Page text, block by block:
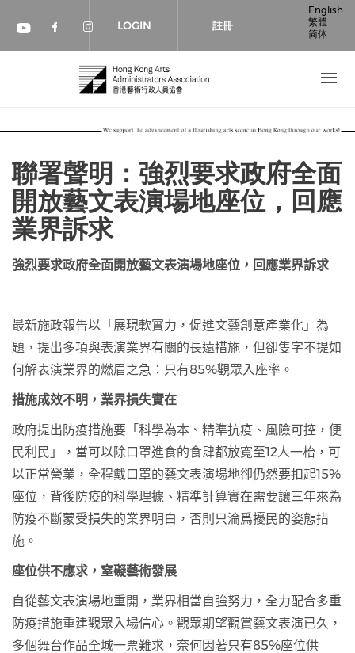
Check our social media on youtube
Check our social media on
Check our social media on
LOGIN 註冊
English
繁體
简体
聯署聲明：強烈要求政府全面
開放藝文表演場地座位，回應
業界訴求
強烈要求政府全面開放藝文表演場地座位，回應業界訴求
最新施政報告以「展現軟實力，促進文藝創意產業化」為
題，提出多項與表演業界有關的長遠措施，但卻隻字不提如
何解表演業界的燃眉之急：只有85%觀眾入座率。
措施成效不明，業界損失實在
政府提出防疫措施要「科學為本、精準抗疫、風險可控，便
民利民」，當可以除口罩進食的食肆都放寬至12人一枱，可
以正常營業，全程戴口罩的藝文表演場地卻仍然要扣起15%
座位，背後防疫的科學理據、精準計算實在需要讓三年來為
防疫不斷蒙受損失的業界明白，否則只淪爲擾民的姿態措
施。
座位供不應求，窒礙藝術發展
自從藝文表演場地重開，業界相當自強努力，全力配合多重
防疫措施重建觀眾入場信心。觀眾期望觀賞藝文表演已久，
多個舞台作品全城一票難求 ， 奈何因著只有85%座位供